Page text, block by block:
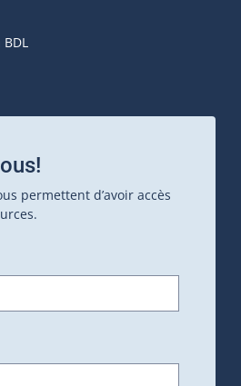
permettent d’avoir accès